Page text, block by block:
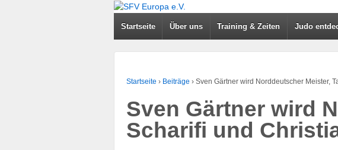
Startseite Über uns Training & Zeiten Judo
Startseite › Beiträge › Sven Gärtner wird Norddeutscher Meister,
Sven Gärtner wird
Scharifi und